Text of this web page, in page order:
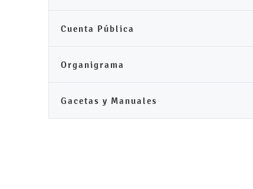
Cuenta Pública
Organigrama
Gacetas y Manuales